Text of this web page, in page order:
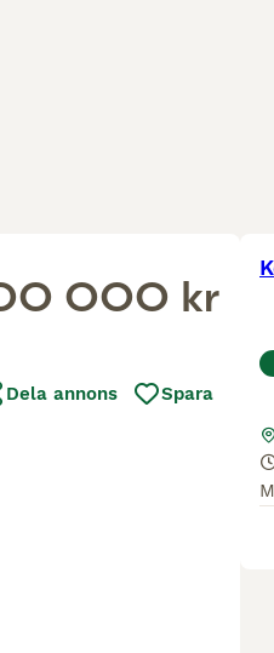
000 kr
Dela annons Spara